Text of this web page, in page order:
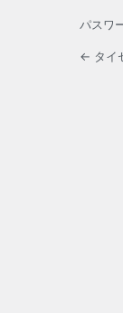
パスワ
← タイ